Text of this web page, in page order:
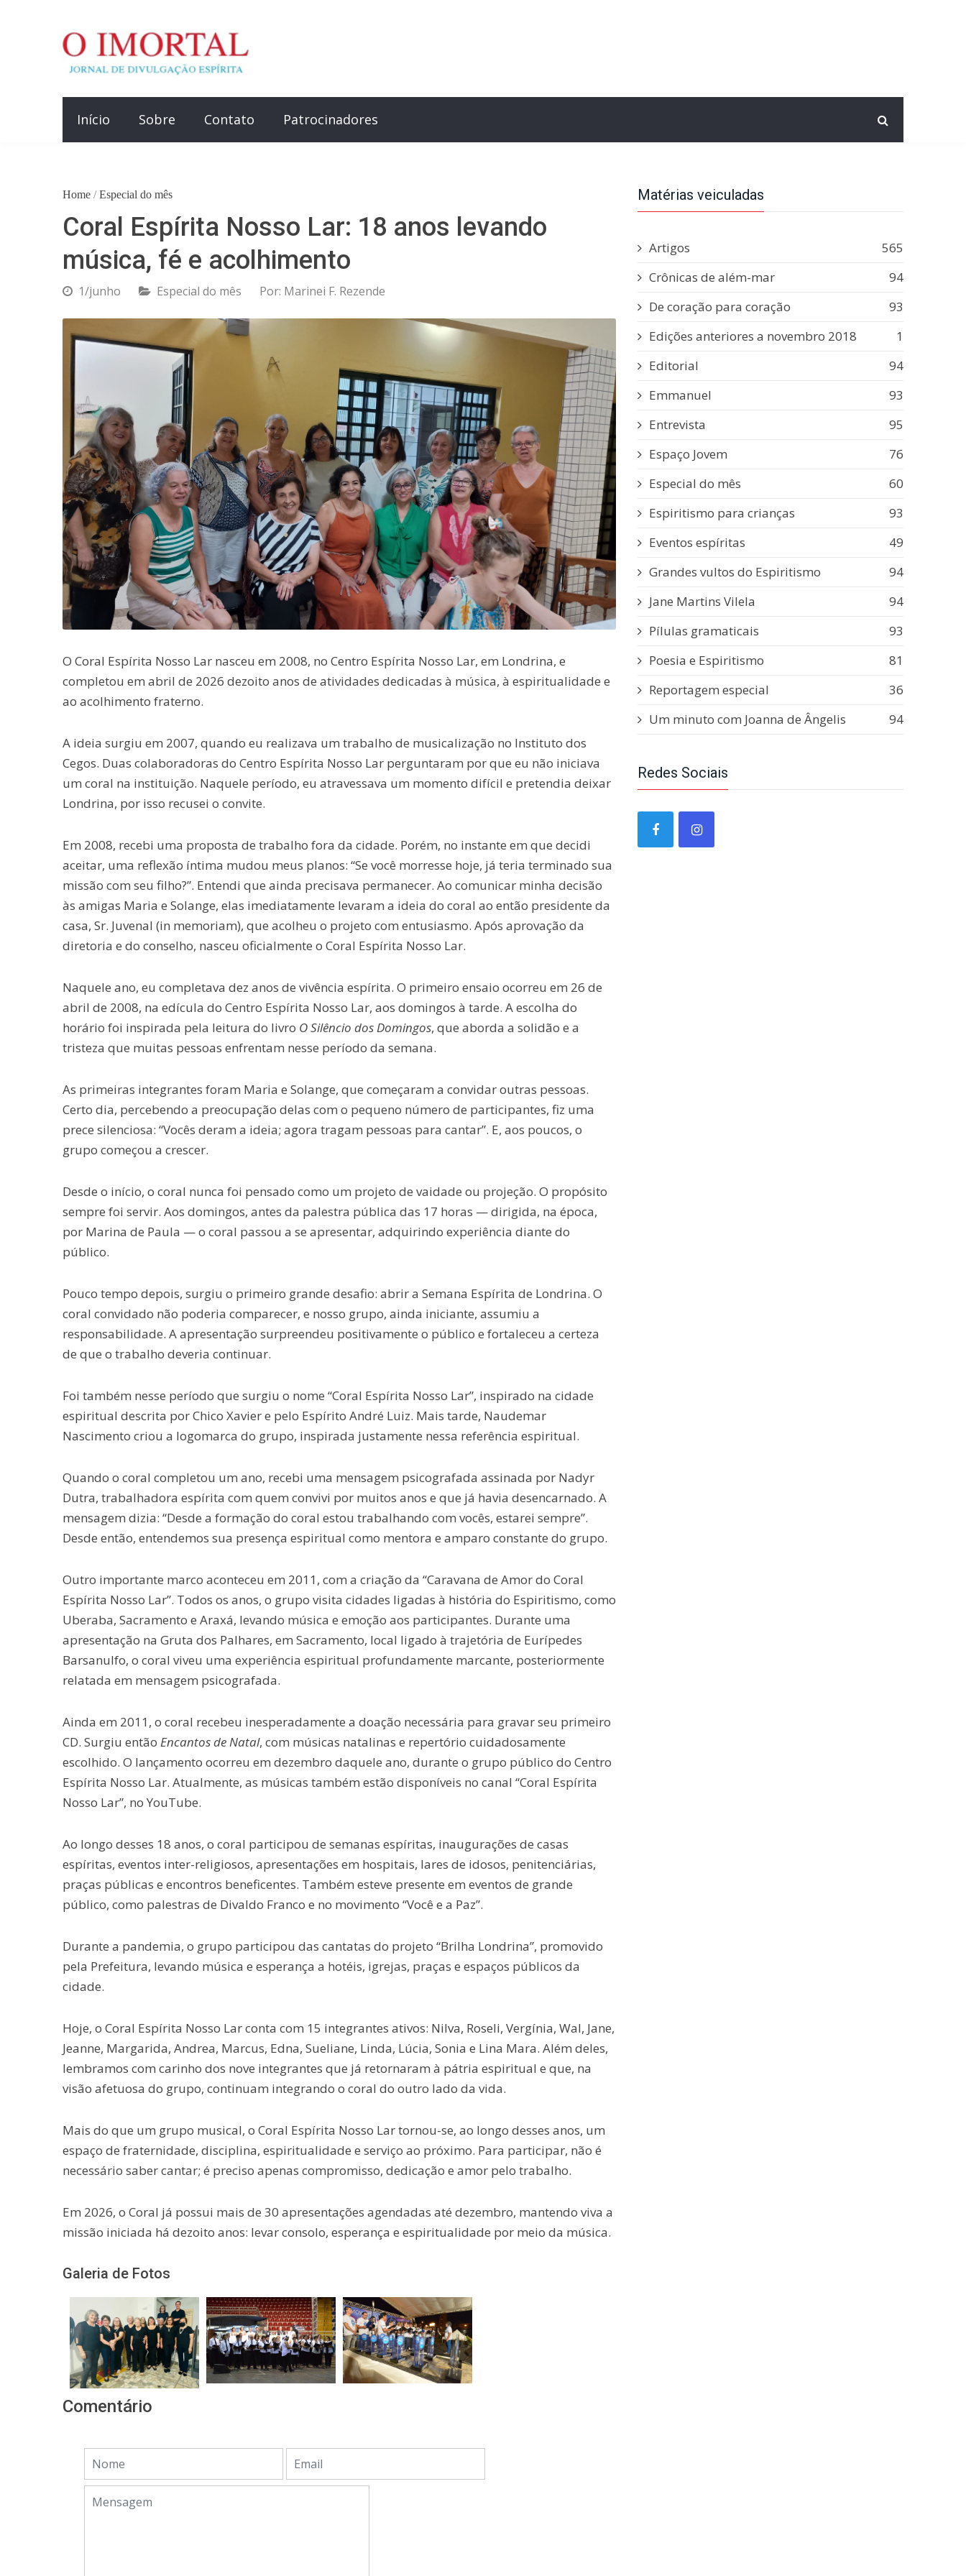
Início Sobre Contato Patrocinadores
Home / Especial do mês
Coral Espírita Nosso Lar: 18 anos levando
música, fé e acolhimento
1/junho Especial do mês Por: Marinei F. Rezende
O Coral Espírita Nosso Lar nasceu em 2008, no Centro Espírita Nosso Lar, em Londrina, e
completou em abril de 2026 dezoito anos de atividades dedicadas à música, à espiritualidade e
ao acolhimento fraterno.
A ideia surgiu em 2007, quando eu realizava um trabalho de musicalização no Instituto dos
Cegos. Duas colaboradoras do Centro Espírita Nosso Lar perguntaram por que eu não iniciava
um coral na instituição. Naquele período, eu atravessava um momento difícil e pretendia deixar
Londrina, por isso recusei o convite.
Em 2008, recebi uma proposta de trabalho fora da cidade. Porém, no instante em que decidi
aceitar, uma reflexão íntima mudou meus planos: “Se você morresse hoje, já teria terminado sua
missão com seu filho?”. Entendi que ainda precisava permanecer. Ao comunicar minha decisão
às amigas Maria e Solange, elas imediatamente levaram a ideia do coral ao então presidente da
casa, Sr. Juvenal (in memoriam), que acolheu o projeto com entusiasmo. Após aprovação da
diretoria e do conselho, nasceu oficialmente o Coral Espírita Nosso Lar.
Naquele ano, eu completava dez anos de vivência espírita. O primeiro ensaio ocorreu em 26 de
abril de 2008, na edícula do Centro Espírita Nosso Lar, aos domingos à tarde. A escolha do
horário foi inspirada pela leitura do livro O Silêncio dos Domingos, que aborda a solidão e a
tristeza que muitas pessoas enfrentam nesse período da semana.
As primeiras integrantes foram Maria e Solange, que começaram a convidar outras pessoas.
Certo dia, percebendo a preocupação delas com o pequeno número de participantes, fiz uma
prece silenciosa: “Vocês deram a ideia; agora tragam pessoas para cantar”. E, aos poucos, o
grupo começou a crescer.
Desde o início, o coral nunca foi pensado como um projeto de vaidade ou projeção. O propósito
sempre foi servir. Aos domingos, antes da palestra pública das 17 horas — dirigida, na época,
por Marina de Paula — o coral passou a se apresentar, adquirindo experiência diante do
público.
Pouco tempo depois, surgiu o primeiro grande desafio: abrir a Semana Espírita de Londrina. O
coral convidado não poderia comparecer, e nosso grupo, ainda iniciante, assumiu a
responsabilidade. A apresentação surpreendeu positivamente o público e fortaleceu a certeza
de que o trabalho deveria continuar.
Foi também nesse período que surgiu o nome “Coral Espírita Nosso Lar”, inspirado na cidade
espiritual descrita por Chico Xavier e pelo Espírito André Luiz. Mais tarde, Naudemar
Nascimento criou a logomarca do grupo, inspirada justamente nessa referência espiritual.
Quando o coral completou um ano, recebi uma mensagem psicografada assinada por Nadyr
Dutra, trabalhadora espírita com quem convivi por muitos anos e que já havia desencarnado. A
mensagem dizia: “Desde a formação do coral estou trabalhando com vocês, estarei sempre”.
Desde então, entendemos sua presença espiritual como mentora e amparo constante do grupo.
Outro importante marco aconteceu em 2011, com a criação da “Caravana de Amor do Coral
Espírita Nosso Lar”. Todos os anos, o grupo visita cidades ligadas à história do Espiritismo, como
Uberaba, Sacramento e Araxá, levando música e emoção aos participantes. Durante uma
apresentação na Gruta dos Palhares, em Sacramento, local ligado à trajetória de Eurípedes
Barsanulfo, o coral viveu uma experiência espiritual profundamente marcante, posteriormente
relatada em mensagem psicografada.
Ainda em 2011, o coral recebeu inesperadamente a doação necessária para gravar seu primeiro
CD. Surgiu então Encantos de Natal, com músicas natalinas e repertório cuidadosamente
escolhido. O lançamento ocorreu em dezembro daquele ano, durante o grupo público do Centro
Espírita Nosso Lar. Atualmente, as músicas também estão disponíveis no canal “Coral Espírita
Nosso Lar”, no YouTube.
Ao longo desses 18 anos, o coral participou de semanas espíritas, inaugurações de casas
espíritas, eventos inter-religiosos, apresentações em hospitais, lares de idosos, penitenciárias,
praças públicas e encontros beneficentes. Também esteve presente em eventos de grande
público, como palestras de Divaldo Franco e no movimento “Você e a Paz”.
Durante a pandemia, o grupo participou das cantatas do projeto “Brilha Londrina”, promovido
pela Prefeitura, levando música e esperança a hotéis, igrejas, praças e espaços públicos da
cidade.
Hoje, o Coral Espírita Nosso Lar conta com 15 integrantes ativos: Nilva, Roseli, Vergínia, Wal, Jane,
Jeanne, Margarida, Andrea, Marcus, Edna, Sueliane, Linda, Lúcia, Sonia e Lina Mara. Além deles,
lembramos com carinho dos nove integrantes que já retornaram à pátria espiritual e que, na
visão afetuosa do grupo, continuam integrando o coral do outro lado da vida.
Mais do que um grupo musical, o Coral Espírita Nosso Lar tornou-se, ao longo desses anos, um
espaço de fraternidade, disciplina, espiritualidade e serviço ao próximo. Para participar, não é
necessário saber cantar; é preciso apenas compromisso, dedicação e amor pelo trabalho.
Em 2026, o Coral já possui mais de 30 apresentações agendadas até dezembro, mantendo viva a
missão iniciada há dezoito anos: levar consolo, esperança e espiritualidade por meio da música.
Galeria de Fotos
Comentário
Matérias veiculadas
Artigos
565
Crônicas de além-mar
94
De coração para coração
93
Edições anteriores a novembro 2018
1
Editorial
94
Emmanuel
93
Entrevista
95
Espaço Jovem
76
Especial do mês
60
Espiritismo para crianças
93
Eventos espíritas
49
Grandes vultos do Espiritismo
94
Jane Martins Vilela
94
Pílulas gramaticais
93
Poesia e Espiritismo
81
Reportagem especial
36
Um minuto com Joanna de Ângelis
94
Redes Sociais